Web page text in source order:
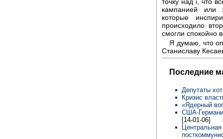
кампанией или
которые
происходило
смогли спокойно
Я думаю, что
Станиславу
Последние
Депутаты
Кризис
«Ядерный
США-
[14-01-06]